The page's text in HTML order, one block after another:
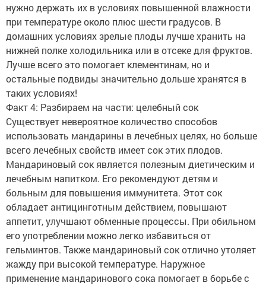
нужно держать их в условиях повышенной влажности
при температуре около плюс шести градусов. В
домашних условиях зрелые плоды лучше хранить на
нижней полке холодильника или в отсеке для фруктов.
Лучше всего это помогает клементинам, но и
остальные подвиды значительно дольше хранятся в
таких условиях!
Факт 4: Разбираем на части: целебный сок
Существует невероятное количество способов
использовать мандарины в лечебных целях, но больше
всего лечебных свойств имеет сок этих плодов.
Мандариновый сок является полезным диетическим и
лечебным напитком. Его рекомендуют детям и
больным для повышения иммунитета. Этот сок
обладает антицинготным действием, повышают
аппетит, улучшают обменные процессы. При обильном
его употреблении можно легко избавиться от
гельминтов. Также мандариновый сок отлично утоляет
жажду при высокой температуре. Наружное
применение мандаринового сока помогает в борьбе с